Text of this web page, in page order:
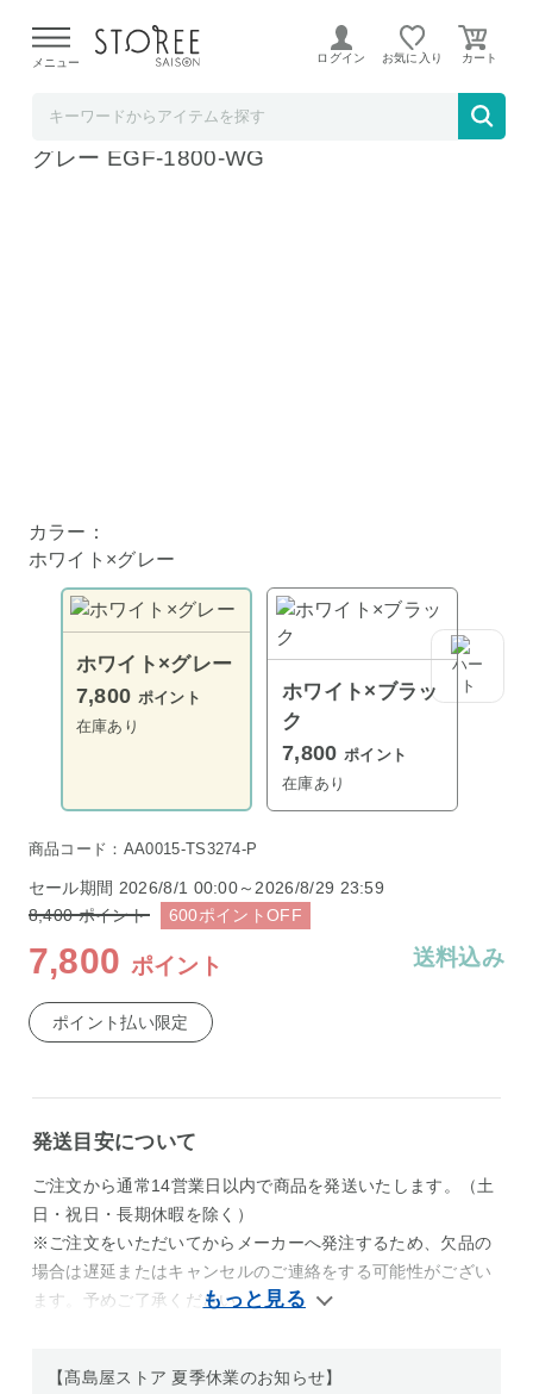
よる配送遅延が発生しております。
メニュー ログイン お気に入り
バルミューダ ザ・グリーンファン ホワイト×
グレー EGF-1800-WG
カラー：
ホワイト×グレー
ホワイト×グレー
7,800 ポイント
在庫あり
ホワイト×ブラッ
ク
7,800 ポイント
在庫あり
商品コード：AA0015-TS3274-P
セール期間 2026/8/1 00:00～2026/8/29 23:59
8,400ポイント 600ポイントOFF
7,800 ポイント 送料込み
ポイント払い限定
発送目安について
ご注文から通常14営業日以内で商品を発送いたします。（土
日・祝日・長期休暇を除く）
※ご注文をいただいてからメーカーへ発注するため、欠品の
場合は遅延またはキャンセルのご連絡をする可能性がござい
ます。予めご了承ください。
【髙島屋ストア 夏季休業のお知らせ】